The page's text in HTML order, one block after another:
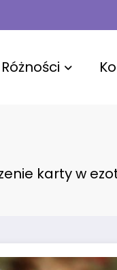
Różności
karty w